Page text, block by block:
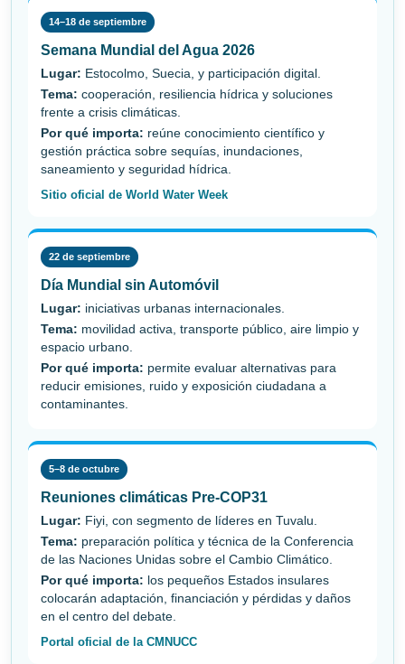
14–18 de septiembre
Semana Mundial del Agua 2026
Lugar: Estocolmo, Suecia, y participación digital.
Tema: cooperación, resiliencia hídrica y soluciones
frente a crisis climáticas.
Por qué importa: reúne conocimiento científico y
gestión práctica sobre sequías, inundaciones,
saneamiento y seguridad hídrica.
Sitio oficial de World Water Week
22 de septiembre
Día Mundial sin Automóvil
Lugar: iniciativas urbanas internacionales.
Tema: movilidad activa, transporte público, aire limpio y
espacio urbano.
Por qué importa: permite evaluar alternativas para
reducir emisiones, ruido y exposición ciudadana a
contaminantes.
5–8 de octubre
Reuniones climáticas Pre-COP31
Lugar: Fiyi, con segmento de líderes en Tuvalu.
Tema: preparación política y técnica de la Conferencia
de las Naciones Unidas sobre el Cambio Climático.
Por qué importa: los pequeños Estados insulares
colocarán adaptación, financiación y pérdidas y daños
en el centro del debate.
Portal oficial de la CMNUCC